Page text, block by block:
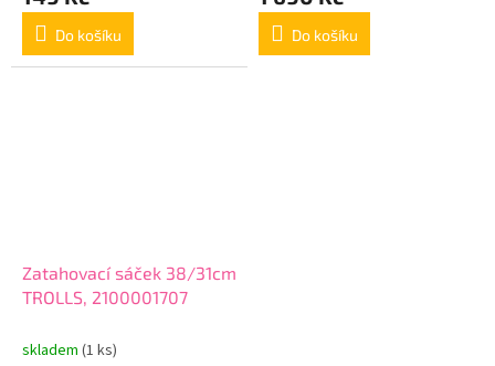
Do košíku Do košíku
Zatahovací sáček 38/31cm
TROLLS, 2100001707
skladem (1 ks)